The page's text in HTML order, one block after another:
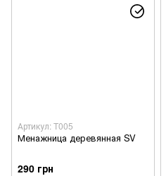
Артикул: T005
Менажница деревянная SV
290 грн